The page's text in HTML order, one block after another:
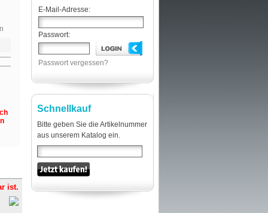
ist.
E-Mail-Adresse:
Passwort:
Passwort vergessen?
Schnellkauf
Bitte geben Sie die Artikelnummer
aus unserem Katalog ein.